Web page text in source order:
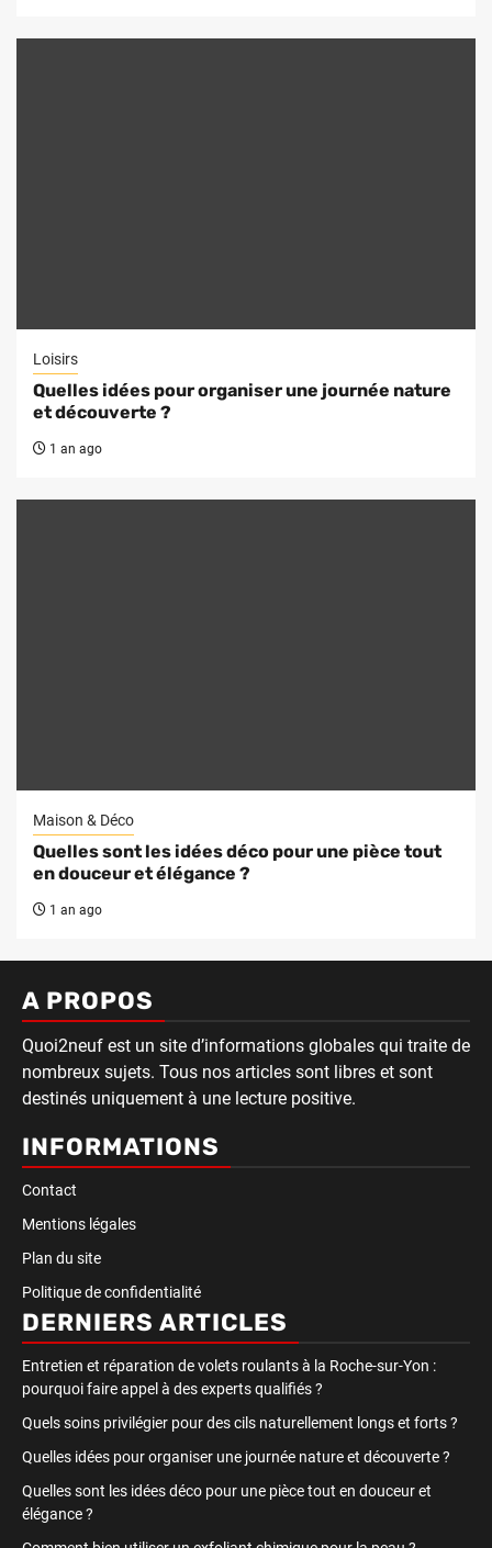
Loisirs
Quelles idées pour organiser une journée nature
et découverte ?
1 an ago
Maison & Déco
Quelles sont les idées déco pour une pièce tout
en douceur et élégance ?
1 an ago
A PROPOS
Quoi2neuf est un site d’informations globales qui traite de
nombreux sujets. Tous nos articles sont libres et sont
destinés uniquement à une lecture positive.
INFORMATIONS
Contact
Mentions légales
Plan du site
Politique de confidentialité
DERNIERS ARTICLES
Entretien et réparation de volets roulants à la Roche-sur-Yon :
pourquoi faire appel à des experts qualifiés ?
Quels soins privilégier pour des cils naturellement longs et forts ?
Quelles idées pour organiser une journée nature et découverte ?
Quelles sont les idées déco pour une pièce tout en douceur et
élégance ?